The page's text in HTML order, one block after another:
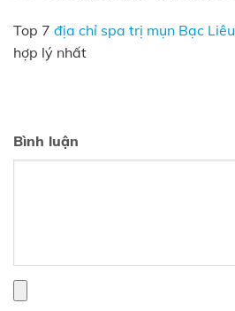
Top 7 địa chỉ spa trị mụn Bạc Liêu
hợp lý nhất
Bình luận